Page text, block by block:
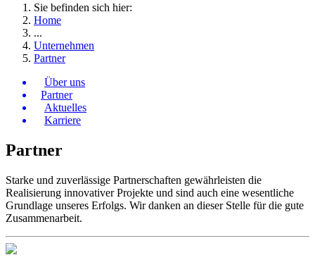
Sie befinden sich hier:
Home
...
Unternehmen
Partner
Über uns
Partner
Aktuelles
Karriere
Partner
Starke und zuverlässige Partnerschaften gewährleisten die
Realisierung innovativer Projekte und sind auch eine wesentliche
Grundlage unseres Erfolgs. Wir danken an dieser Stelle für die gute
Zusammenarbeit.